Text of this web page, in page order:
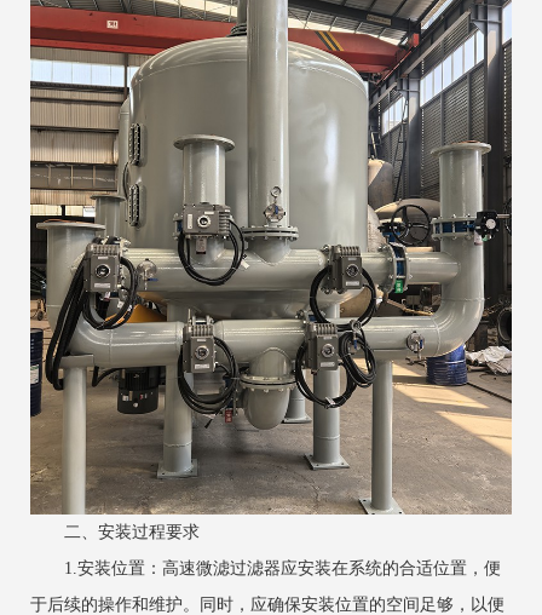
二、安装过程要求
‌1.安装位置‌：高速微滤过滤器应安装在系统的合适位置，便
于后续的操作和维护。同时，应确保安装位置的空间足够，以便